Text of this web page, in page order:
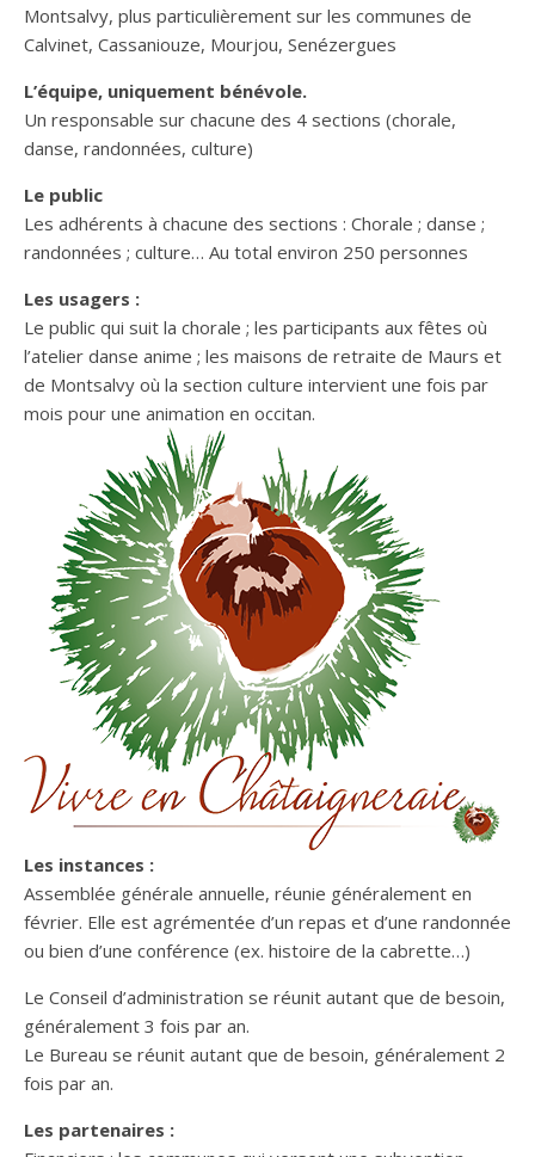
Montsalvy, plus particulièrement sur les communes de
Calvinet, Cassaniouze, Mourjou, Senézergues
L’équipe, uniquement bénévole.
Un responsable sur chacune des 4 sections (chorale,
danse, randonnées, culture)
Le public
Les adhérents à chacune des sections : Chorale ; danse ;
randonnées ; culture… Au total environ 250 personnes
Les usagers :
Le public qui suit la chorale ; les participants aux fêtes où
l’atelier danse anime ; les maisons de retraite de Maurs et
de Montsalvy où la section culture intervient une fois par
mois pour une animation en occitan.
Les instances :
Assemblée générale annuelle, réunie généralement en
février. Elle est agrémentée d’un repas et d’une randonnée
ou bien d’une conférence (ex. histoire de la cabrette…)
Le Conseil d’administration se réunit autant que de besoin,
généralement 3 fois par an.
Le Bureau se réunit autant que de besoin, généralement 2
fois par an.
Les partenaires :